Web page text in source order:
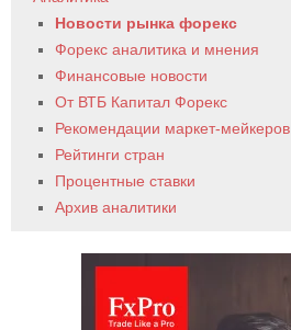
Новости рынка форекс
Форекс аналитика и мнения
Финансовые новости
От ВТБ Капитал Форекс
Рекомендации маркет-мейкеров
Рейтинги стран
Процентные ставки
Архив аналитики